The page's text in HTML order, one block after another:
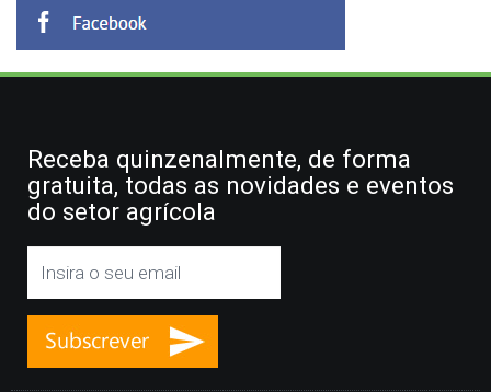
Receba quinzenalmente, de forma
gratuita, todas as novidades e eventos
do setor agrícola